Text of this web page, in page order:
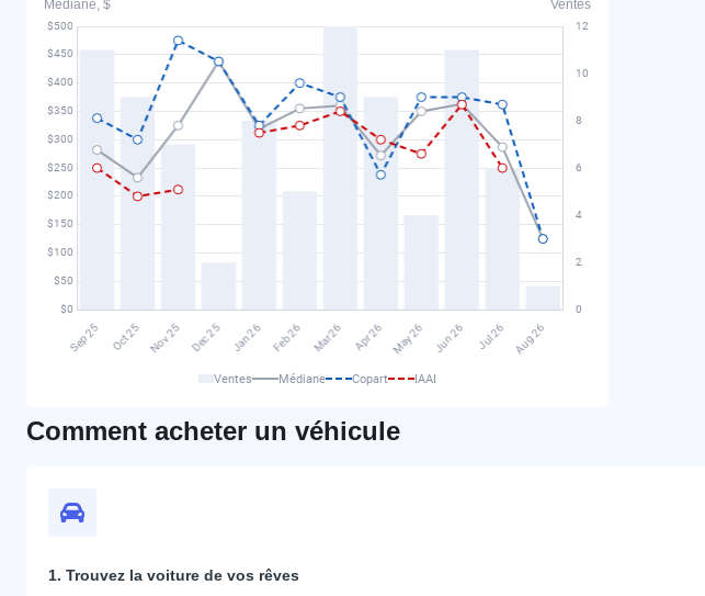
Médiane, $
Ventes
Ventes Médiane Copart IAAI
Comment acheter un véhicule
1. Trouvez la voiture de vos rêves